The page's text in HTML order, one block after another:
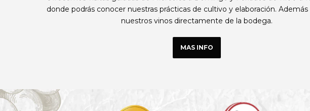
donde podrás conocer nuestras prácticas de cultivo y elaboración. Además
nuestros vinos directamente de la bodega.
MAS INFO